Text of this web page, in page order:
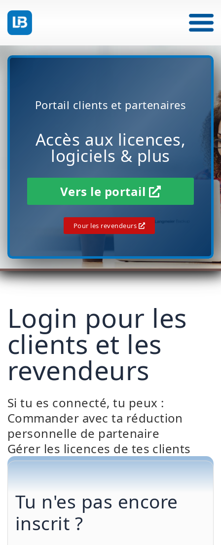
Portail clients et partenaires
Accès aux licences,
logiciels & plus
Vers le portail
Pour les revendeurs
Login pour les
clients et les
revendeurs
Si tu es connecté, tu peux :
Commander avec ta réduction
personnelle de partenaire
Gérer les licences de tes clients
Tu n'es pas encore
inscrit ?